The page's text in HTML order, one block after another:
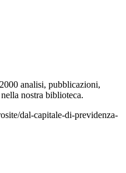
analisi, pubblicazioni,
nostra biblioteca.
dal-capitale-di-previdenza-